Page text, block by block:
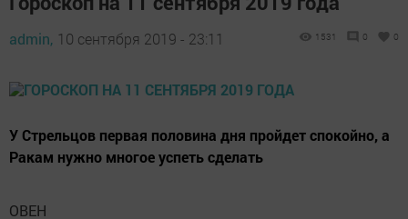
admin, 10 сентября 2019 - 23:11 1531 0 0
У Стрельцов первая половина дня пройдет спокойно, а
Ракам нужно многое успеть сделать
ОВЕН